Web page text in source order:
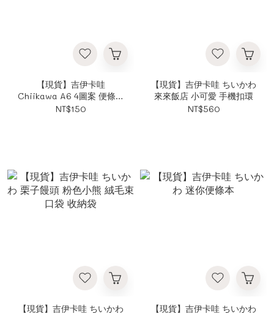
【現貨】吉伊卡哇
Chiikawa A6 4圖案 便條本
便條紙 日本Sun-star ちい
NT$150
【現貨】吉伊卡哇 ちいかわ
來來飯店 小可愛 手機扣環
NT$560
【現貨】吉伊卡哇 ちいかわ 【現貨】吉伊卡哇 ちいかわ